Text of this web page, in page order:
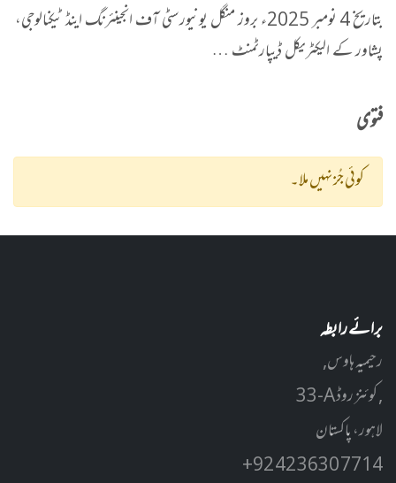
بتاریخ 4 نومبر 2025ء بروز منگل یونیورسٹی آف انجینئرنگ اینڈ ٹیکنالوجی،
پشاور کے الیکٹریکل ڈیپارٹمنٹ …
فتوی
کوئی جُز نہیں ملا۔
برائے رابطہ
رحیمیہ ہاوس,
33-A کوئنز روڈ ,
لاہور، پاکستان
+92 42 3630 7714